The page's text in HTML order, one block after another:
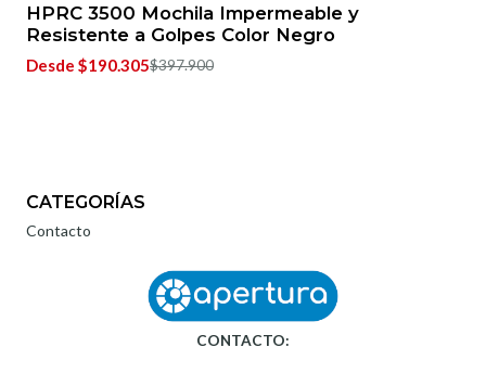
HPRC 3500 Mochila Impermeable y
Resistente a Golpes Color Negro
Desde $190.305$397.900
CATEGORÍAS
Contacto
CONTACTO: